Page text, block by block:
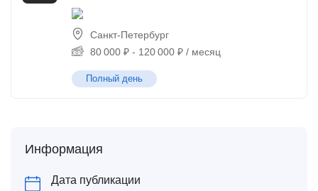
Санкт-Петербург
80 000 ₽ - 120 000 ₽ / месяц
Полный день
Информация
Дата публикации